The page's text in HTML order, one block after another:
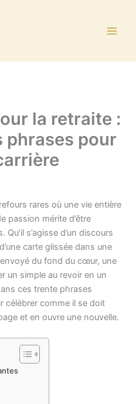
la retraite :
phrases pour
rares où une vie entière
passion mérite d’être
s’agisse d’un discours
carte glissée dans une
du fond du cœur, une
un simple au revoir en un
ces trente phrases
célébrer comme il se doit
et en ouvre une nouvelle.